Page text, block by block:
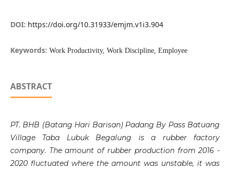
DOI: https://doi.org/10.31933/emjm.v1i3.904
Keywords: Work Productivity, Work Discipline, Employee
ABSTRACT
PT. BHB (Batang Hari Barisan) Padang By Pass Batuang
Village Taba Lubuk Begalung is a rubber factory
company. The amount of rubber production from 2016 -
2020 fluctuated where the amount was unstable, it was